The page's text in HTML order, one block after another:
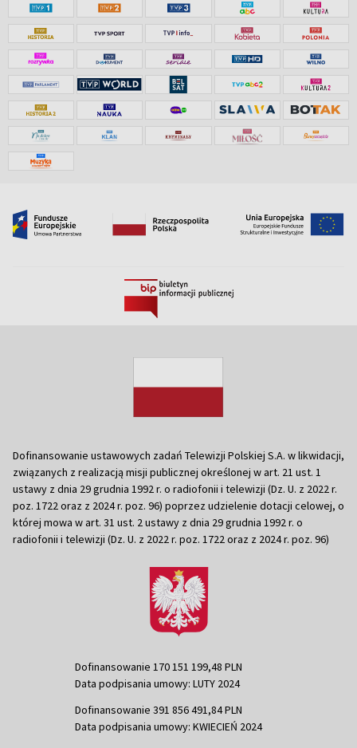
Dofinansowanie ustawowych zadań Telewizji Polskiej S.A. w likwidacji,
związanych z realizacją misji publicznej określonej w art. 21 ust. 1
ustawy z dnia 29 grudnia 1992 r. o radiofonii i telewizji (Dz. U. z 2022 r.
poz. 1722 oraz z 2024 r. poz. 96) poprzez udzielenie dotacji celowej, o
której mowa w art. 31 ust. 2 ustawy z dnia 29 grudnia 1992 r. o
radiofonii i telewizji (Dz. U. z 2022 r. poz. 1722 oraz z 2024 r. poz. 96)
Dofinansowanie 170 151 199,48 PLN
Data podpisania umowy: LUTY 2024
Dofinansowanie 391 856 491,84 PLN
Data podpisania umowy: KWIECIEŃ 2024